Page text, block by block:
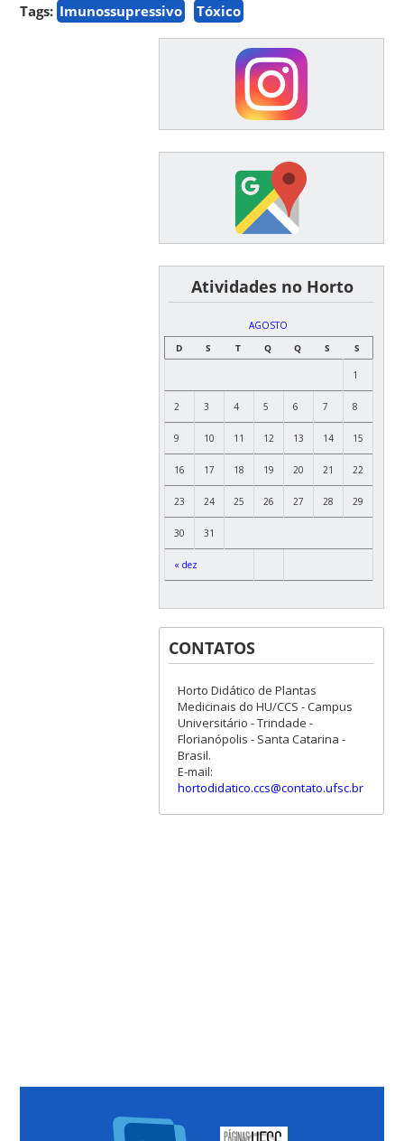
Tags: Imunossupressivo Tóxico
͏ ͏ ͏ ͏ ͏ ͏Atividades no Horto
AGOSTO
D
S T Q Q S S
« dez
1
2 3 4 5 6 7 8
9 10 11 12 13 14 15
16 17 18 19 20 21 22
23 24 25 26 27 28 29
30 31
CONTATOS
Horto Didático de Plantas
Medicinais do HU/CCS - Campus
Universitário - Trindade -
Florianópolis - Santa Catarina -
Brasil.
E-mail:
hortodidatico.ccs@contato.ufsc.br